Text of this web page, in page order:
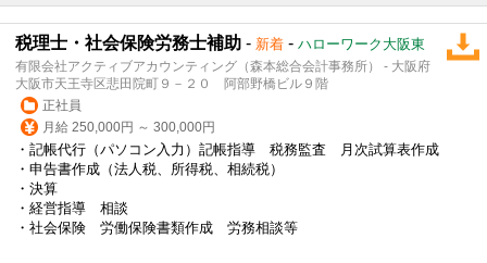
税理士・社会保険労務士補助 - 新着 - ハローワーク大阪東
有限会社アクティブアカウンティング（森本総合会計事務所） - 大阪府
大阪市天王寺区悲田院町９－２０ 阿部野橋ビル９階
正社員
月給 250,000円 ～ 300,000円
・記帳代行（パソコン入力）記帳指導 税務監査 月次試算表作成
・申告書作成（法人税、所得税、相続税）
・決算
・経営指導 相談
・社会保険 労働保険書類作成 労務相談等